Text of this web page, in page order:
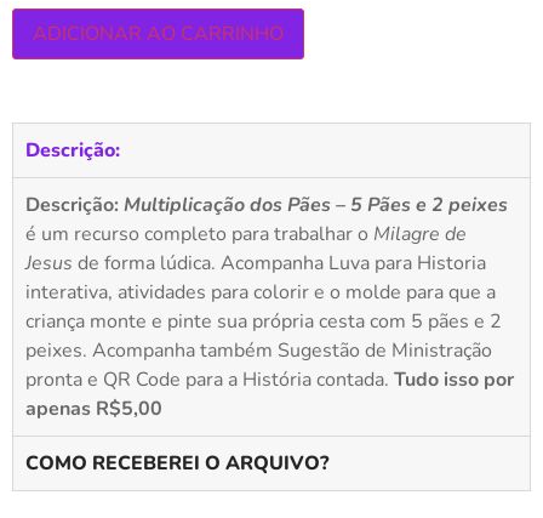
ADICIONAR AO CARRINHO
Descrição:
Descrição: Multiplicação dos Pães – 5 Pães e 2 peixes
é um recurso completo para trabalhar o Milagre de
Jesus de forma lúdica. Acompanha Luva para Historia
interativa, atividades para colorir e o molde para que a
criança monte e pinte sua própria cesta com 5 pães e 2
peixes. Acompanha também Sugestão de Ministração
pronta e QR Code para a História contada. Tudo isso por
apenas R$5,00
COMO RECEBEREI O ARQUIVO?